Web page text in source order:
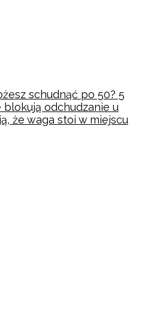
schudnąć po 50? 5
odchudzanie u
że waga stoi w miejscu